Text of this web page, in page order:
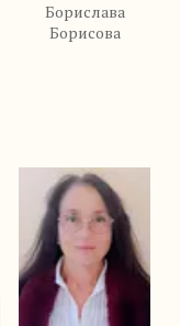
Борислава
Борисова